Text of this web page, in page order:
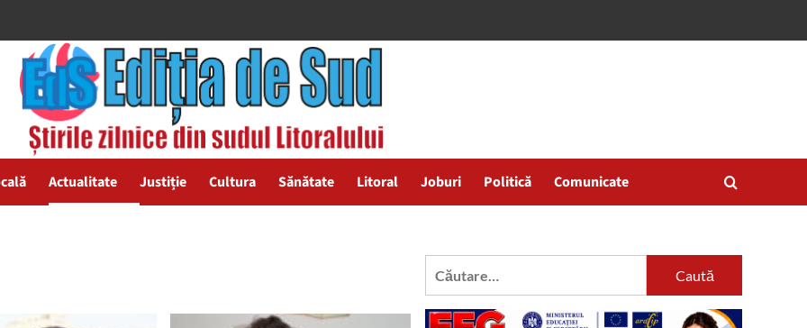
Actualitate Justiție Cultura Sănătate Litoral Joburi Politică Comunicate
Caută